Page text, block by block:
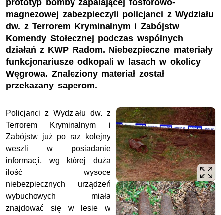
prototyp bomby zapalającej fosforowo-
magnezowej zabezpieczyli policjanci z Wydziału
dw. z Terrorem Kryminalnym i Zabójstw
Komendy Stołecznej podczas wspólnych
działań z KWP Radom. Niebezpieczne materiały
funkcjonariusze odkopali w lasach w okolicy
Węgrowa. Znaleziony materiał został
przekazany saperom.
Policjanci z Wydziału dw. z
Terrorem Kryminalnym i
Zabójstw już po raz kolejny
weszli w posiadanie
informacji, wg której duża
ilość wysoce
niebezpiecznych urządzeń
wybuchowych miała
znajdować się w lesie w